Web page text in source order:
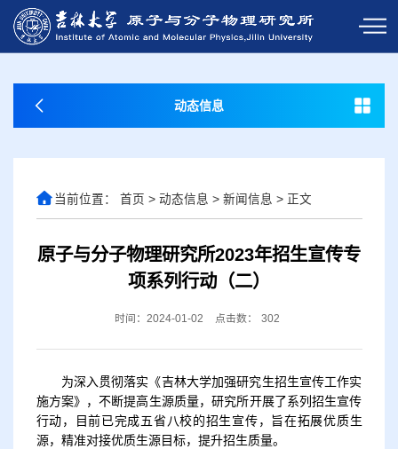
动态信息
当前位置： 首页 > 动态信息 > 新闻信息 > 正文
原子与分子物理研究所2023年招生宣传专
项系列行动（二）
时间：2024-01-02 点击数： 302
为深入贯彻落实《吉林大学加强研究生招生宣传工作实
施方案》，不断提高生源质量，研究所开展了系列招生宣传
行动，
目前已完成五省八校的招生宣传， 旨在拓展优质生
源，精准对接优质生源目标，提升招生质量。